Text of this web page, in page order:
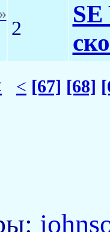
2
< [67] [68]